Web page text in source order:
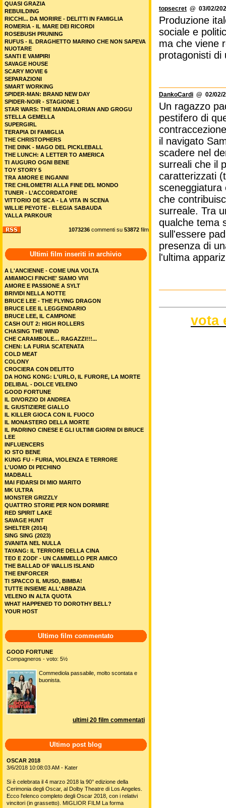
topsecret @ 03/02/
Produzione
sociale e
ma che viene
protagonisti di
DankoCardi @ 02/02/
Un ragazzo
pestifero di
il navigato
scadere nel
surreali che il
caratterizzati
sceneggiatura
che
surreale. Tra
qualche tema
sull'essere
presenza di
l'ultima
vota
QUASI GRAZIA
REBUILDING
RICCHI... DA MORIRE - DELITTI IN FAMIGLIA
ROMERIA - IL MARE DEI RICORDI
ROSEBUSH PRUNING
RUFUS - IL DRAGHETTO MARINO CHE NON SAPEVA
NUOTARE
SANTI E VAMPIRI
SAVAGE HOUSE
SCARY MOVIE 6
SEPARAZIONI
SMART WORKING
SPIDER-MAN: BRAND NEW DAY
SPIDER-NOIR - STAGIONE 1
STAR WARS: THE MANDALORIAN AND GROGU
STELLA GEMELLA
SUPERGIRL
TERAPIA DI FAMIGLIA
THE CHRISTOPHERS
THE DINK - MAGO DEL PICKLEBALL
THE LUNCH: A LETTER TO AMERICA
TI AUGURO OGNI BENE
TOY STORY 5
TRA AMORE E INGANNI
TRE CHILOMETRI ALLA FINE DEL MONDO
TUNER - L’ACCORDATORE
VITTORIO DE SICA - LA VITA IN SCENA
WILLIE PEYOTE - ELEGIA SABAUDA
YALLA PARKOUR
1073236 commenti su 53872 film
Ultimi film inseriti in archivio
A L'ANCIENNE - COME UNA VOLTA
AMIAMOCI FINCHE' SIAMO VIVI
AMORE E PASSIONE A SYLT
BRIVIDI NELLA NOTTE
BRUCE LEE - THE FLYING DRAGON
BRUCE LEE IL LEGGENDARIO
BRUCE LEE, IL CAMPIONE
CASH OUT 2: HIGH ROLLERS
CHASING THE WIND
CHE CARAMBOLE… RAGAZZI!!!...
CHEN: LA FURIA SCATENATA
COLD MEAT
COLONY
CROCIERA CON DELITTO
DA HONG KONG: L'URLO, IL FURORE, LA MORTE
DELIBAL - DOLCE VELENO
GOOD FORTUNE
IL DIVORZIO DI ANDREA
IL GIUSTIZIERE GIALLO
IL KILLER GIOCA CON IL FUOCO
IL MONASTERO DELLA MORTE
IL PADRINO CINESE E GLI ULTIMI GIORNI DI BRUCE
LEE
INFLUENCERS
IO STO BENE
KUNG FU - FURIA, VIOLENZA E TERRORE
L'UOMO DI PECHINO
MADBALL
MAI FIDARSI DI MIO MARITO
MK ULTRA
MONSTER GRIZZLY
QUATTRO STORIE PER NON DORMIRE
RED SPIRIT LAKE
SAVAGE HUNT
SHELTER (2014)
SING SING (2023)
SVANITA NEL NULLA
TAYANG: IL TERRORE DELLA CINA
TEO E ZODI' - UN CAMMELLO PER AMICO
THE BALLAD OF WALLIS ISLAND
THE ENFORCER
TI SPACCO IL MUSO, BIMBA!
TUTTE INSIEME ALL'ABBAZIA
VELENO IN ALTA QUOTA
WHAT HAPPENED TO DOROTHY BELL?
YOUR HOST
Ultimo film commentato
GOOD FORTUNE
Compagneros - voto: 5½
Commediola passabile, molto scontata e
buonista.
ultimi 20 film commentati
Ultimo post blog
OSCAR 2018
3/6/2018 10:08:03 AM - Kater
Si è celebrata il 4 marzo 2018 la 90° edizione della
Cerimonia degli Oscar, al Dolby Theatre di Los Angeles.
Ecco l'elenco completo degli Oscar 2018, con i relativi
vincitori (in grassetto). MIGLIOR FILM La forma